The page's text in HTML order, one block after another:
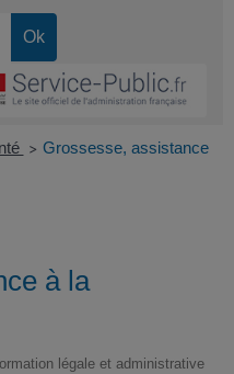
> Grossesse, assistance
à la
légale et administrative